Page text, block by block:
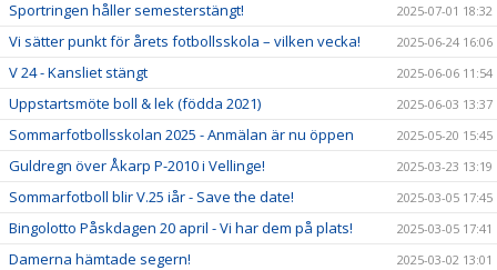
Sportringen håller semesterstängt! 2025-07-01 18:32
Vi sätter punkt för årets fotbollsskola – vilken vecka! 2025-06-24 16:06
V 24 - Kansliet stängt 2025-06-06 11:54
Uppstartsmöte boll & lek (födda 2021) 2025-06-03 13:37
Sommarfotbollsskolan 2025 - Anmälan är nu öppen 2025-05-20 15:45
Guldregn över Åkarp P-2010 i Vellinge! 2025-03-23 13:19
Sommarfotboll blir V.25 iår - Save the date! 2025-03-05 17:45
Bingolotto Påskdagen 20 april - Vi har dem på plats! 2025-03-05 17:41
Damerna hämtade segern! 2025-03-02 13:01